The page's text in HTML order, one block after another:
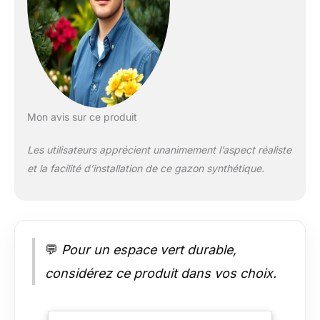
désherbez, et nivelez
le sol avant de poser
un géotextile.
Déroulez
soigneusement le
d’agrafes ou de
bandes adhésives
brosse spéciale
gazon pour un rendu
parfait.
Mon avis sur ce produit
Les utilisateurs apprécient unanimement l’aspect réaliste
et la facilité d’installation de ce gazon synthétique.
💬 Pour un espace vert durable,
considérez ce produit dans vos choix.